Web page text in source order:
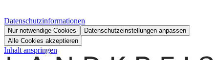
Datenschutzinformationen
Nur notwendige Cookies
Datenschutzeinstellungen anpassen
Alle Cookies akzeptieren
Inhalt anspringen